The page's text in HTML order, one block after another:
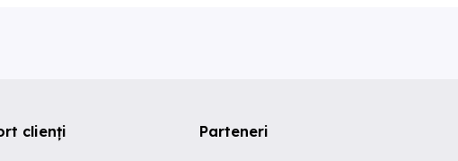
clienți Parteneri